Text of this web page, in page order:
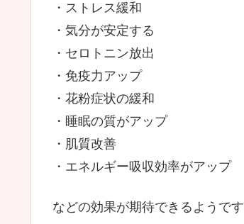
・ストレス緩和
・気分が安定する
・セロトニン放出
・免疫力アップ
・花粉症状の緩和
・睡眠の質がアップ
・肌質改善
・エネルギー吸収効率がアップ
などの効果が期待できるようです